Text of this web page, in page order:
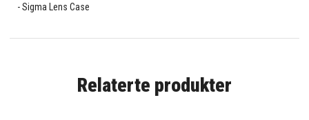
Sigma Lens Case
Relaterte produkter